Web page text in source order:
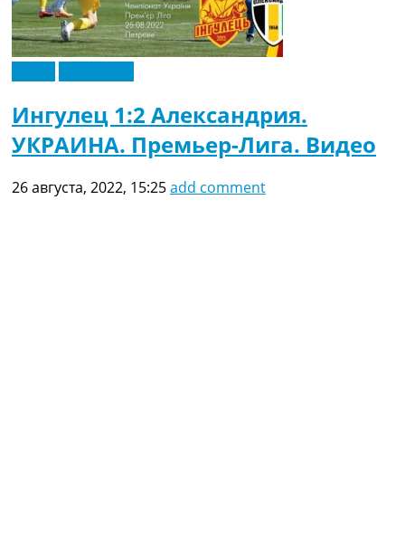
Ингулец 1:2 Александрия.
УКРАИНА. Премьер-Лига. Видео
26 августа, 2022, 15:25add comment